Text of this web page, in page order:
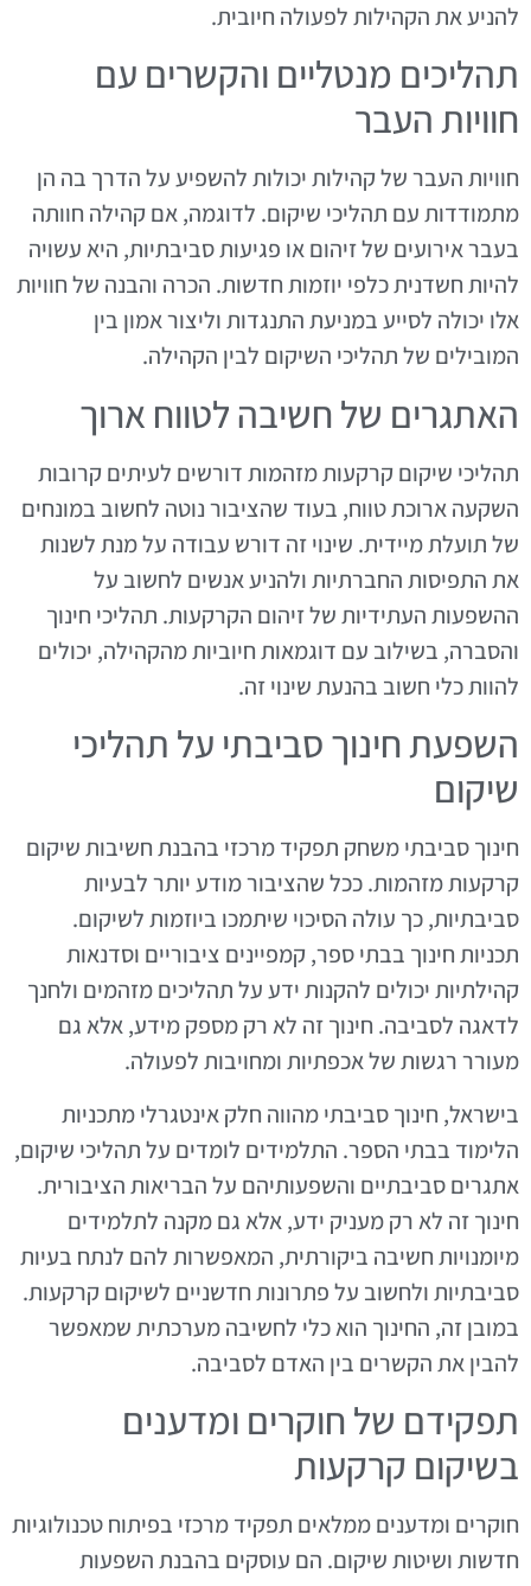
להניע את הקהילות לפעולה חיובית.
תהליכים מנטליים והקשרים עם
חוויות העבר
חוויות העבר של קהילות יכולות להשפיע על הדרך בה הן
מתמודדות עם תהליכי שיקום. לדוגמה, אם קהילה חוותה
בעבר אירועים של זיהום או פגיעות סביבתיות, היא עשויה
להיות חשדנית כלפי יוזמות חדשות. הכרה והבנה של חוויות
אלו יכולה לסייע במניעת התנגדות וליצור אמון בין
המובילים של תהליכי השיקום לבין הקהילה.
האתגרים של חשיבה לטווח ארוך
תהליכי שיקום קרקעות מזהמות דורשים לעיתים קרובות
השקעה ארוכת טווח, בעוד שהציבור נוטה לחשוב במונחים
של תועלת מיידית. שינוי זה דורש עבודה על מנת לשנות
את התפיסות החברתיות ולהניע אנשים לחשוב על
ההשפעות העתידיות של זיהום הקרקעות. תהליכי חינוך
והסברה, בשילוב עם דוגמאות חיוביות מהקהילה, יכולים
להוות כלי חשוב בהנעת שינוי זה.
השפעת חינוך סביבתי על תהליכי
שיקום
חינוך סביבתי משחק תפקיד מרכזי בהבנת חשיבות שיקום
קרקעות מזהמות. ככל שהציבור מודע יותר לבעיות
סביבתיות, כך עולה הסיכוי שיתמכו ביוזמות לשיקום.
תכניות חינוך בבתי ספר, קמפיינים ציבוריים וסדנאות
קהילתיות יכולים להקנות ידע על תהליכים מזהמים ולחנך
לדאגה לסביבה. חינוך זה לא רק מספק מידע, אלא גם
מעורר רגשות של אכפתיות ומחויבות לפעולה.
בישראל, חינוך סביבתי מהווה חלק אינטגרלי מתכניות
הלימוד בבתי הספר. התלמידים לומדים על תהליכי שיקום,
אתגרים סביבתיים והשפעותיהם על הבריאות הציבורית.
חינוך זה לא רק מעניק ידע, אלא גם מקנה לתלמידים
מיומנויות חשיבה ביקורתית, המאפשרות להם לנתח בעיות
סביבתיות ולחשוב על פתרונות חדשניים לשיקום קרקעות.
במובן זה, החינוך הוא כלי לחשיבה מערכתית שמאפשר
להבין את הקשרים בין האדם לסביבה.
תפקידם של חוקרים ומדענים
בשיקום קרקעות
חוקרים ומדענים ממלאים תפקיד מרכזי בפיתוח טכנולוגיות
חדשות ושיטות שיקום. הם עוסקים בהבנת השפעות